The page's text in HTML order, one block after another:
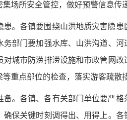
场所安全管控，做好预警信息传
。 各镇要围绕山洪地质灾害隐患
部门要加强水库、山洪沟道、
城市防涝排涝设施和市政管网
重点部位的检查，落实游客疏散
。 各镇、各有关部门单位要严格
保关键时刻调得出、用得上。